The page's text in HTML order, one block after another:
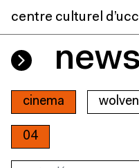
centre culturel
news
cinema
04